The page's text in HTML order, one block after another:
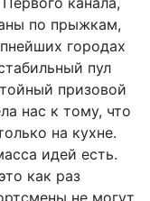
по прыжкам,
городах
пул
призовой
нас к тому, что
на кухне.
идей есть.
как раз
не могут